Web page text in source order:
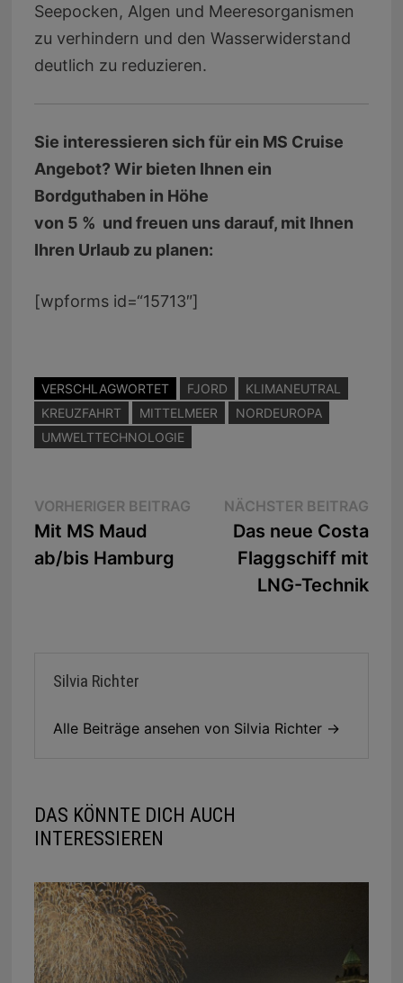
Seepocken, Algen und Meeresorganismen
zu verhindern und den Wasserwiderstand
deutlich zu reduzieren.
Sie interessieren sich für ein MS Cruise
Angebot? Wir bieten Ihnen ein
Bordguthaben in Höhe
von 5 % und freuen uns darauf, mit Ihnen
Ihren Urlaub zu planen:
[wpforms id=“15713″]
VERSCHLAGWORTET FJORD
KLIMANEUTRAL
KREUZFAHRT
MITTELMEER
NORDEUROPA
UMWELTTECHNOLOGIE
Beitragsnavigation
VORHERIGER BEITRAGVorheriger
Beitrag:
Mit MS Maud
ab/bis Hamburg
NÄCHSTER BEITRAG
Das neue Costa
Flaggschiff mit
LNG-Technik
Silvia Richter
Alle Beiträge ansehen von Silvia Richter →
DAS KÖNNTE DICH AUCH
INTERESSIEREN